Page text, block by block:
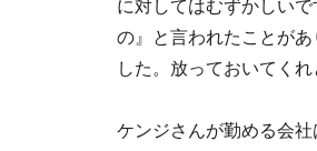
に対してはむずかしい
の』と言われたことが
した。放っておいてく
ケンジさんが勤める会